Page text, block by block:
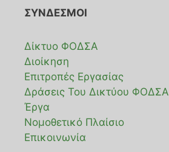
ΣΥΝΔΕΣΜΟΙ
Δίκτυο ΦΟΔΣΑ
Διοίκηση
Επιτροπές Εργασίας
Δράσεις Του Δικτύου ΦΟΔΣΑ
Έργα
Νομοθετικό Πλαίσιο
Επικοινωνία